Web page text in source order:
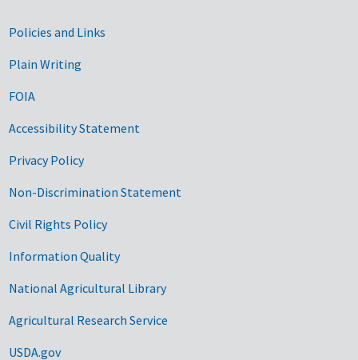
Government Links
Policies and Links
Plain Writing
FOIA
Accessibility Statement
Privacy Policy
Non-Discrimination Statement
Civil Rights Policy
Information Quality
National Agricultural Library
Agricultural Research Service
USDA.gov